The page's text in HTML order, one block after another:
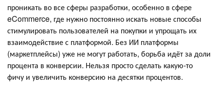
проникать во все сферы разработки, особенно в сфере
eCommerce, где нужно постоянно искать новые способы
стимулировать пользователей на покупки и упрощать их
взаимодействие с платформой. Без ИИ платформы
(маркетплейсы) уже не могут работать, борьба идёт за доли
процента в конверсии. Нельзя просто сделать какую-то
фичу и увеличить конверсию на десятки процентов.